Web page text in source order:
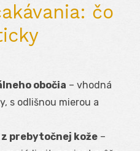
čo
obočia – vhodná
s odlišnou mierou a
prebytočnej kože –